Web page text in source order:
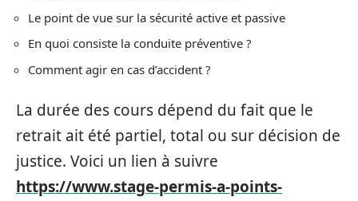
Le point de vue sur la sécurité active et passive
En quoi consiste la conduite préventive ?
Comment agir en cas d’accident ?
La durée des cours dépend du fait que le
retrait ait été partiel, total ou sur décision de
justice. Voici un lien à suivre
https://www.stage-permis-a-points-